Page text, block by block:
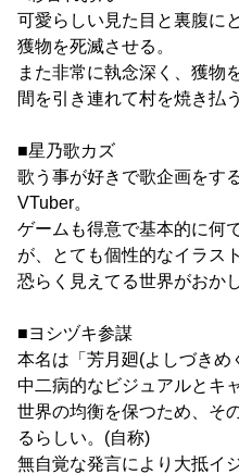
可愛らしい見た目と裏腹に
獲物を死滅させる。
また非常に執念深く、獲物
間を引き連れて村を焼き払う
■星乃歌カズ
歌う事が好きで歌企画をす
VTuber。
ゲームも得意で基本的に何
が、とても個性的なイラス
恐らく見えてる世界がおかし
■ヨシヅキ参謀
本名は「芳月廻(よしづきめ
中二病的なビジュアルとキ
世界の均衡を保つため、そ
るらしい。(自称)
無自覚な発言により大抵イ